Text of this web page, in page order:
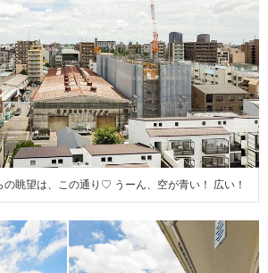
眺望は、この通り♡ うーん、空が青い！ 広い！